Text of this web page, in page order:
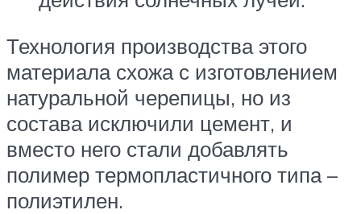
Технология производства этого
материала схожа с изготовлением
натуральной черепицы, но из
состава исключили цемент, и
вместо него стали добавлять
полимер термопластичного типа –
полиэтилен.